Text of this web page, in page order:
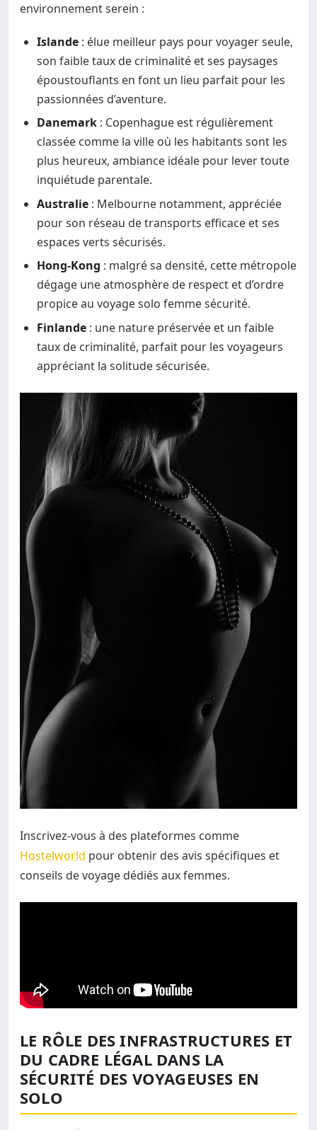
environnement serein :
Islande : élue meilleur pays pour voyager seule,
son faible taux de criminalité et ses paysages
époustouflants en font un lieu parfait pour les
passionnées d’aventure.
Danemark : Copenhague est régulièrement
classée comme la ville où les habitants sont les
plus heureux, ambiance idéale pour lever toute
inquiétude parentale.
Australie : Melbourne notamment, appréciée
pour son réseau de transports efficace et ses
espaces verts sécurisés.
Hong-Kong : malgré sa densité, cette métropole
dégage une atmosphère de respect et d’ordre
propice au voyage solo femme sécurité.
Finlande : une nature préservée et un faible
taux de criminalité, parfait pour les voyageurs
appréciant la solitude sécurisée.
Inscrivez-vous à des plateformes comme
Hostelworld pour obtenir des avis spécifiques et
conseils de voyage dédiés aux femmes.
LE RÔLE DES INFRASTRUCTURES ET
DU CADRE LÉGAL DANS LA
SÉCURITÉ DES VOYAGEUSES EN
SOLO